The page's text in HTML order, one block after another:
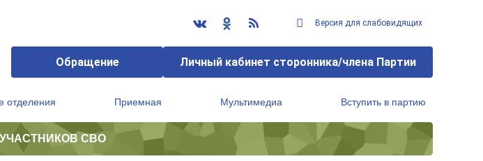
Версия для слабовидящих
Обращение Личный кабинет сторонника/члена Партии
отделения Приемная Мультимедиа Вступить в партию
СВО